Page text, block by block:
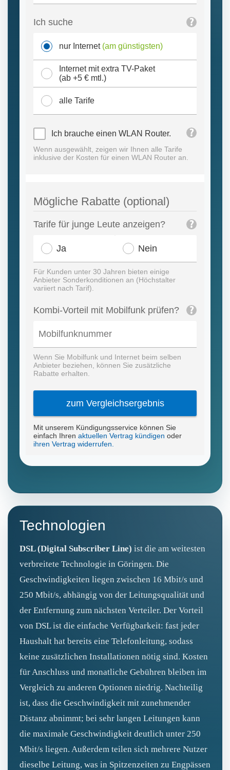
Technologien
DSL (Digital Subscriber Line) ist die am weitesten
verbreitete Technologie in Göringen. Die
Geschwindigkeiten liegen zwischen 16 Mbit/s und
250 Mbit/s, abhängig von der Leitungsqualität und
der Entfernung zum nächsten Verteiler. Der Vorteil
von DSL ist die einfache Verfügbarkeit: fast jeder
Haushalt hat bereits eine Telefonleitung, sodass
keine zusätzlichen Installationen nötig sind. Kosten
für Anschluss und monatliche Gebühren bleiben im
Vergleich zu anderen Optionen niedrig. Nachteilig
ist, dass die Geschwindigkeit mit zunehmender
Distanz abnimmt; bei sehr langen Leitungen kann
die maximale Geschwindigkeit deutlich unter 250
Mbit/s liegen. Außerdem teilen sich mehrere Nutzer
dieselbe Leitung, was in Spitzenzeiten zu Engpässen